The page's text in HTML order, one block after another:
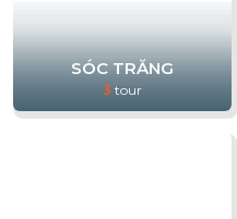
SÓC TRĂNG
3 tour